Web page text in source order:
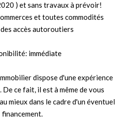
) et sans travaux à prévoir!
et toutes commodités
accès autoroutiers
immédiate
dispose d'une expérience
De ce fait, il est à même de vous
mieux dans le cadre d'un éventuel
financement.